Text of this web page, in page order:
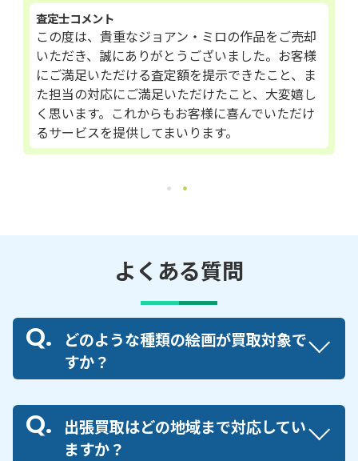
査定士コメント
この度は、貴重なジョアン・ミロの作品をご売却
いただき、誠にありがとうございました。お客様
にご満足いただける査定額を提示できたこと、ま
た担当の対応にご満足いただけたこと、大変嬉し
く思います。これからもお客様に喜んでいただけ
るサービスを提供してまいります。
よくある質問
どのような種類の絵画が買取対象で
すか？
出張買取はどの地域まで対応してい
ますか？